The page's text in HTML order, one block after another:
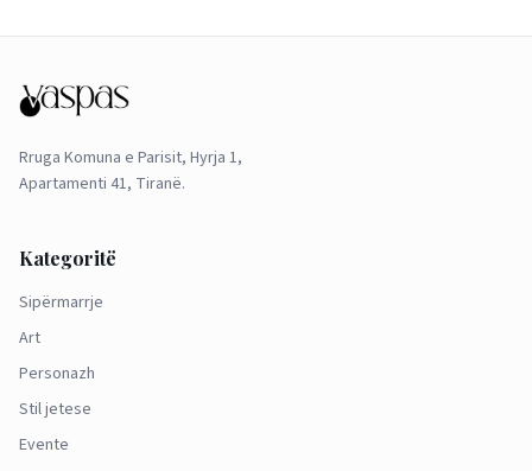
Rruga Komuna e Parisit, Hyrja 1,
Apartamenti 41, Tiranë.
Kategoritë
Sipërmarrje
Art
Personazh
Stil jetese
Evente